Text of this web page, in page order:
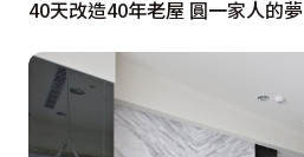
40天改造40年老屋 圓一家人的夢